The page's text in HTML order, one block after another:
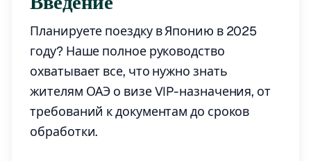
Планируете поездку в Японию в 2025
году? Наше полное руководство
охватывает все, что нужно знать
жителям ОАЭ о визе VIP-назначения, от
требований к документам до сроков
обработки.